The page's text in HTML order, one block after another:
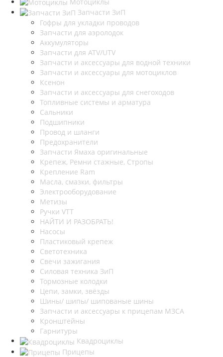
Запчасти ЗиП
Гофры для укладки проводов
Запчасти для аэролодок
Аккумуляторы
Запчасти для ATV/UTV
Запчасти и аксессуары для водной техники
Запчасти и аксессуары для мотоциклов
Ксенон
Запчасти и аксессуары для снегоходов
Топливные системы и арматура
Сальники
Подшипники
Провод и шланги
Предохранители
Запчасти Ямаха оригинальные
Крепеж, Ремни стажные, Стропы
Крепление Ram
Масла, смазки, фильтры
Электрооборудование
Метизы
Ручки VTT
НАЙТИ И РАЗОБРАТЬ!
Насосы
Пластиковый крепеж
Светотехника
Свечи зажигания
Силовая техника ЗиП
Тормозные колодки
Цепи, замки, звёзды
Шины/ шипы/ шипованые шины
Запчасти и аксессуары к прицепам МЗСА
Кронштейны
Гарнитуры
Квадроциклы
Прицепы